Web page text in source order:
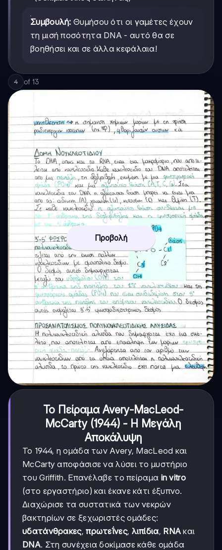
Συμβουλή: Θυμήσου ότι οι γαμέτες έχουν
τη μισή ποσότητα DNA - αυτό θα σε
βοηθήσει και σε άλλα κεφάλαια!
4 of 13
Προβολή
Το Πείραμα Avery-MacLeod-
McCarty (1944) - Η Μεγάλη
Αποκάλυψη
Το 1944, η ομάδα των Avery, MacLeod και
McCarty αποφάσισε να λύσει το μυστήριο
του Griffith. Επανέλαβε το πείραμα in vitro
(στο εργαστήριο) και έκανε κάτι έξυπνο.
Διαχώρισε τα συστατικά των νεκρών
βακτηρίων σε ξεχωριστές ομάδες:
υδατάνθρακες,πρωτεΐνες, λιπίδια, RNA και
DNA. Στη συνέχεια δοκίμασε κάθε ομάδα